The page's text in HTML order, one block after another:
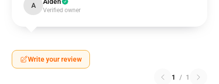
A
Verified owner
Write your review
1 / 1